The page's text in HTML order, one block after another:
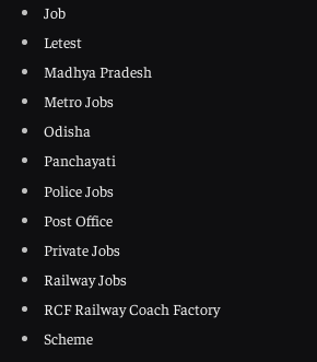
Job
Letest
Madhya Pradesh
Metro Jobs
Odisha
Panchayati
Police Jobs
Post Office
Private Jobs
Railway Jobs
RCF Railway Coach Factory
Scheme